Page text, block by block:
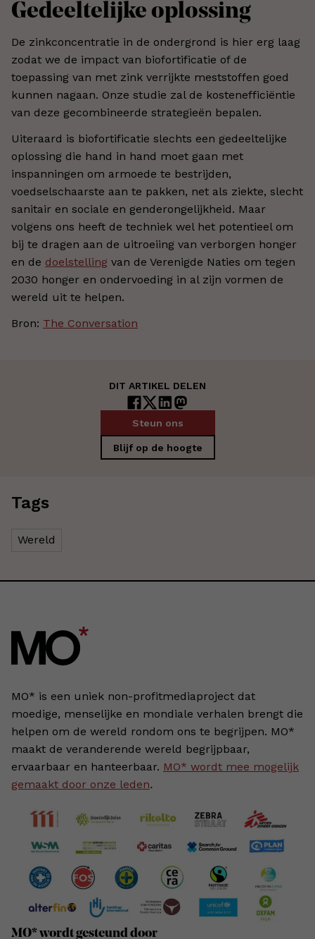
Gedeeltelijke oplossing
De zinkconcentratie in de ondergrond is hier erg laag
zodat we de impact van biofortificatie of de
toepassing van met zink verrijkte meststoffen goed
kunnen nagaan. Onze studie zal de kostenefficiëntie
van deze gecombineerde strategieën bepalen.
Uiteraard is biofortificatie slechts een gedeeltelijke
oplossing die hand in hand moet gaan met
inspanningen om armoede te bestrijden,
voedselschaarste aan te pakken, net als ziekte, slecht
sanitair en sociale en genderongelijkheid. Maar
volgens ons heeft de techniek wel het potentieel om
bij te dragen aan de uitroeiing van verborgen honger
en de doelstelling van de Verenigde Naties om tegen
2030 honger en ondervoeding in al zijn vormen de
wereld uit te helpen.
Bron: The Conversation
DIT ARTIKEL DELEN
Steun ons
Blijf op de hoogte
Tags
Wereld
MO* is een uniek non-profitmediaproject dat
moedige, menselijke en mondiale verhalen brengt die
helpen om de wereld rondom ons te begrijpen. MO*
maakt de veranderende wereld begrijpbaar,
ervaarbaar en hanteerbaar. MO* wordt mee mogelijk
gemaakt door onze leden.
MO* wordt gesteund door